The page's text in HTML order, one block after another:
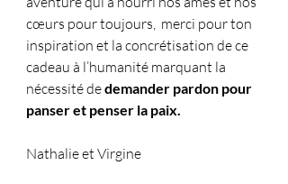
cœurs pour toujours,  merci pour ton
inspiration et la concrétisation de ce
cadeau à l’humanité marquant la
nécessité de demander pardon pour
panser et penser la paix.
Nathalie et Virgine